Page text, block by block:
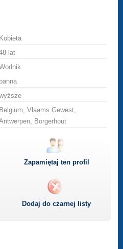
Kobieta
lat
panna
Belgium, Vlaams Gewest,
Borgerhout
Zapamiętaj ten profil
Dodaj do czarnej listy